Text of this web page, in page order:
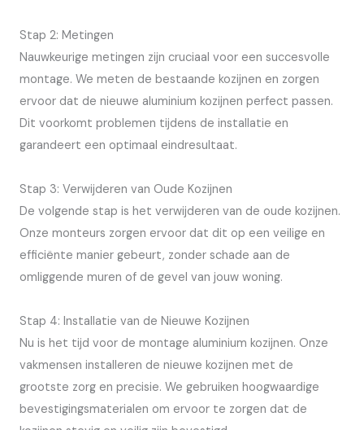
Stap 2: Metingen
Nauwkeurige metingen zijn cruciaal voor een succesvolle
montage. We meten de bestaande kozijnen en zorgen
ervoor dat de nieuwe aluminium kozijnen perfect passen.
Dit voorkomt problemen tijdens de installatie en
garandeert een optimaal eindresultaat.
Stap 3: Verwijderen van Oude Kozijnen
De volgende stap is het verwijderen van de oude kozijnen.
Onze monteurs zorgen ervoor dat dit op een veilige en
efficiënte manier gebeurt, zonder schade aan de
omliggende muren of de gevel van jouw woning.
Stap 4: Installatie van de Nieuwe Kozijnen
Nu is het tijd voor de montage aluminium kozijnen. Onze
vakmensen installeren de nieuwe kozijnen met de
grootste zorg en precisie. We gebruiken hoogwaardige
bevestigingsmaterialen om ervoor te zorgen dat de